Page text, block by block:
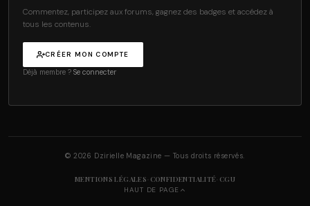
Commentez, participez aux forums, gagnez des badges et accédez à
tous les contenus.
CRÉER MON COMPTE
Déjà membre ? Se connecter
© 2026 Dzirielle Magazine — Tous droits réservés.
MENTIONS LÉGALES CONFIDENTIALITÉ CGU
HAUT DE PAGE